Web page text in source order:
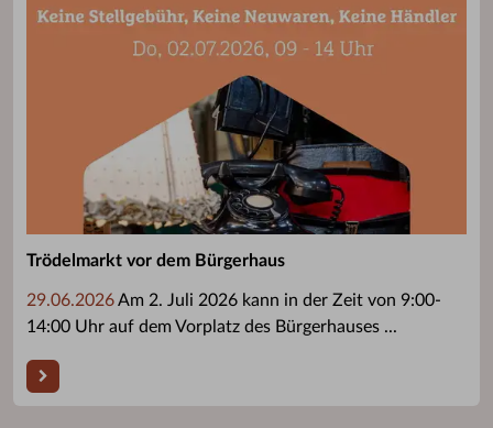
Trödelmarkt vor dem Bürgerhaus
29.06.2026Am 2. Juli 2026 kann in der Zeit von 9:00-
14:00 Uhr auf dem Vorplatz des Bürgerhauses ...